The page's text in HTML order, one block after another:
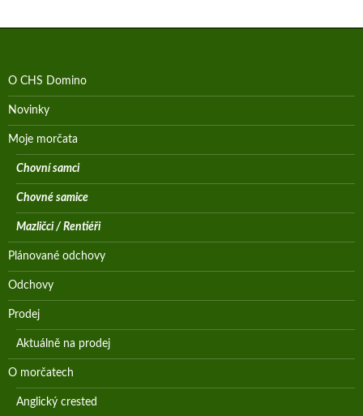
O CHS Domino
Novinky
Moje morčata
Chovní samci
Chovné samice
Mazličci / Rentiéři
Plánované odchovy
Odchovy
Prodej
Aktuálně na prodej
O morčatech
Anglický crested